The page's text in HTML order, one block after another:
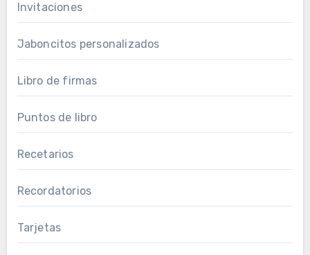
Invitaciones
Jaboncitos personalizados
Libro de firmas
Puntos de libro
Recetarios
Recordatorios
Tarjetas